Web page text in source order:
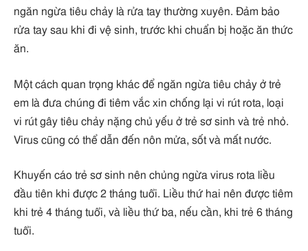
ngăn ngừa tiêu chảy là rửa tay thường xuyên. Đảm bảo
rửa tay sau khi đi vệ sinh, trước khi chuẩn bị hoặc ăn thức
ăn.
Một cách quan trọng khác để ngăn ngừa tiêu chảy ở trẻ
em là đưa chúng đi tiêm vắc xin chống lại vi rút rota, loại
vi rút gây tiêu chảy nặng chủ yếu ở trẻ sơ sinh và trẻ nhỏ.
Virus cũng có thể dẫn đến nôn mửa, sốt và mất nước.
Khuyến cáo trẻ sơ sinh nên chủng ngừa virus rota liều
đầu tiên khi được 2 tháng tuổi. Liều thứ hai nên được tiêm
khi trẻ 4 tháng tuổi, và liều thứ ba, nếu cần, khi trẻ 6 tháng
tuổi.